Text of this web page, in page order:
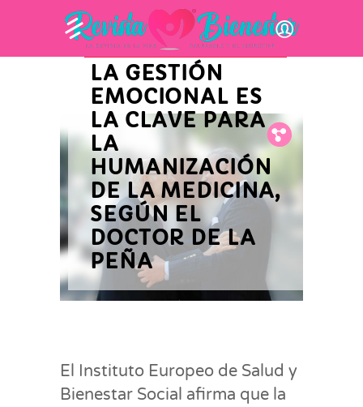
Fb.
Tw.
Pin.
INNOVACIÓN Y ACTUALIDAD
EMPRESARIAL
LA GESTIÓN
EMOCIONAL ES
LA CLAVE PARA
LA
HUMANIZACIÓN
DE LA MEDICINA,
SEGÚN EL
DOCTOR DE LA
PEÑA
El Instituto Europeo de Salud y
Bienestar Social afirma que la